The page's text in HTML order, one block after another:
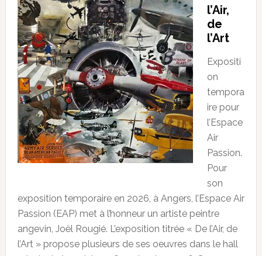
l’Air,
de
l’Art
Expositi
on
tempora
ire pour
l’Espace
Air
Passion.
Pour
son
exposition temporaire en 2026, à Angers, l’Espace Air
Passion (EAP) met à l’honneur un artiste peintre
angevin, Joël Rougié. L’exposition titrée « De l’Air, de
l’Art » propose plusieurs de ses oeuvres dans le hall